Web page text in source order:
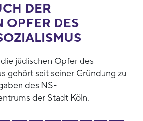
DER
OPFER DES
jüdischen Opfer des
gehört seit seiner Gründung zu
des NS-
der Stadt Köln.